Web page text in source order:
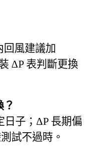
回風建議加
ΔP 表判斷更換
？
日子；ΔP 長期偏
試不過時。